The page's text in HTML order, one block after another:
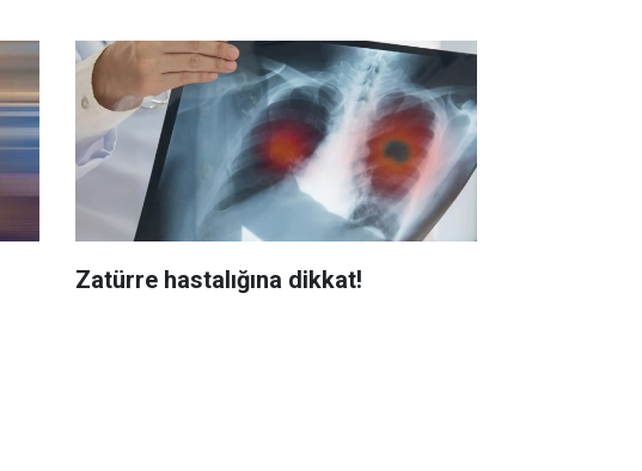
Zatürre hastalığına dikkat!